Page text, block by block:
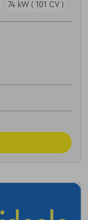
74 kW ( 101 CV )